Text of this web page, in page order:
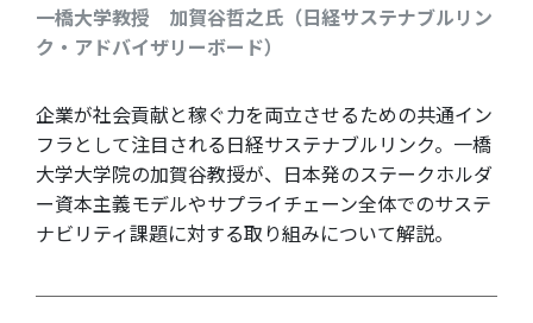
一橋大学教授 加賀谷哲之氏（日経サステナブルリン
ク・アドバイザリーボード）
企業が社会貢献と稼ぐ力を両立させるための共通イン
フラとして注目される日経サステナブルリンク。一橋
大学大学院の加賀谷教授が、日本発のステークホルダ
ー資本主義モデルやサプライチェーン全体でのサステ
ナビリティ課題に対する取り組みについて解説。